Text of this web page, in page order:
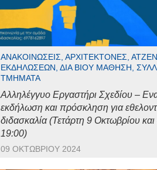
ΑΝΑΚΟΙΝΏΣΕΙΣ, ΑΡΧΙΤΈΚΤΟΝΕΣ,
ΕΚΔΗΛΏΣΕΩΝ, ΔΙΆ ΒΊΟΥ ΜΆΘΗΣΗ,
ΤΜΉΜΑΤΑ
Αλληλέγγυο Εργαστήρι Σχεδίου –
εκδήλωση και πρόσκληση για
διδασκαλία (Τετάρτη 9 Οκτωβρίου
19:00)
09 ΟΚΤΩΒΡΊΟΥ 2024